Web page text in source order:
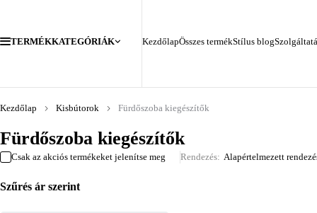
TERMÉKKATEGÓRIÁK KezdőlapÖsszes termékStílus blog
Fürdőszoba kiegészítők
Kezdőlap Kisbútorok Fürdőszoba kiegészítők
Szűrés ár szerint
Csak az akciós termékeket jelenítse meg Rendezés Alapértelmezett